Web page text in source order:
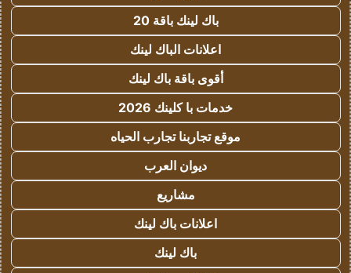
باك لينك باقة 20
اعلانات الباك لينك
أقوى باقة باك لينك
خدمات با كلينك 2026
موقع تجاربنا تجارب الحياه
ديوان العرب
مشاريع
اعلانات باك لينك
باك لينك